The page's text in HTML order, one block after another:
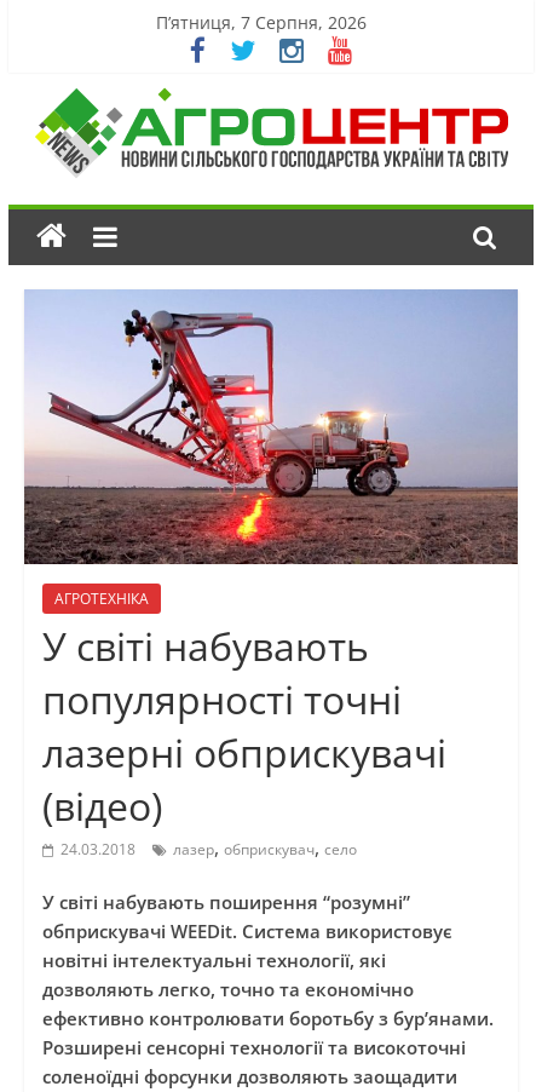
П’ятниця, 7 Серпня, 2026
АГРОТЕХНІКА
У світі набувають
популярності точні
лазерні обприскувачі
(відео)
24.03.2018 лазер, обприскувач, село
У світі набувають поширення “розумні”
обприскувачі WEEDit. Система використовує
новітні інтелектуальні технології, які
дозволяють легко, точно та економічно
ефективно контролювати боротьбу з бур’янами.
Розширені сенсорні технології та високоточні
соленоїдні форсунки дозволяють заощадити